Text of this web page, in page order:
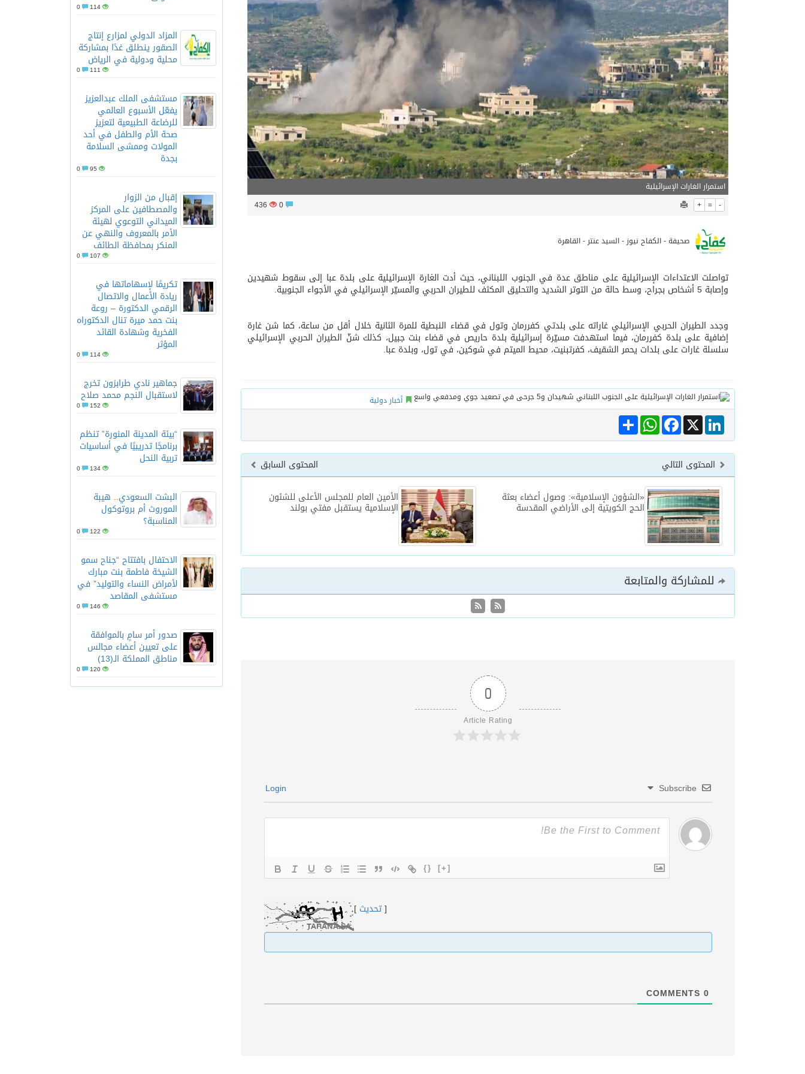
05/08/2026ترقية الدكتور – ماهر الخريشا
114
المزاد الدولي لمزارع إنتاج
الصقور ينطلق غدًا بمشاركة
محلية ودولية في الرياض
111
مستشفى الملك عبدالعزيز
يفعّل الأسبوع العالمي
للرضاعة الطبيعية لتعزيز
صحة الأم والطفل في أحد
المولات وممشى السلامة
بجدة
95
إقبال من الزوار
والمصطافين على المركز
الميداني التوعوي لهيئة
الأمر بالمعروف والنهي عن
المنكر بمحافظة الطائف
107
تكريمًا لإسهاماتها في
ريادة الأعمال والاتصال
الرقمي الدكتورة – روعة
بنت حمد ميرة تنال الدكتوراه
الفخرية وشهادة القائد
المؤثر
114
جماهير نادي طرابزون تخرج
لاستقبال النجم محمد صلاح
152
“بيئة المدينة المنورة” تنظم
برنامجًا تدريبيًا في أساسيات
تربية النحل
134
البشت السعودي.. هيبة
الموروث أم بروتوكول
المناسبة؟
122
الاحتفال بافتتاح “جناح سمو
الشيخة فاطمة بنت مبارك
لأمراض النساء والتوليد” في
مستشفى المقاصد
146
صدور أمر سامٍ بالموافقة
على تعيين أعضاء مجالس
مناطق المملكة الـ(13)
120
استمرار الغارات الإسرائيلية
+ = -
436
صحيفة - الكفاح نيوز - السيد عنتر - القاهرة
تواصلت الاعتداءات الإسرائيلية على مناطق عدة في الجنوب اللبناني، حيث أدت الغارة الإسرائيلية على بلدة عبا إلى سقوط شهيدين
وإصابة 5 أشخاص بجراح، وسط حالة من التوتر الشديد والتحليق المكثف للطيران الحربي والمسيّر الإسرائيلي في الأجواء الجنوبية.
وجدد الطيران الحربي الإسرائيلي غاراته على بلدتي كفررمان وتول في قضاء النبطية للمرة الثانية خلال أقل من ساعة، كما شن غارة
إضافية على بلدة كفررمان، فيما استهدفت مسيّرة إسرائيلية بلدة حاريص في قضاء بنت جبيل، كذلك شنّ الطيران الحربي الإسرائيلي
سلسلة غارات على بلدات يحمر الشقيف، كفرتبنيت، محيط الميتم في شوكين، في تول، وبلدة عبا.
أخبار دولية
Share
WhatsAppFacebook X
LinkedIn
المحتوى السابق
المحتوى التالي
الأمين العام للمجلس الأعلى للشئون
الإسلامية يستقبل مفتي بولند
«الشؤون الإسلامية»: وصول أعضاء بعثة
الحج الكويتية إلى الأراضي المقدسة
للمشاركة والمتابعة
0
Article Rating
Subscribe
{} [+]
[تحديث ]
0